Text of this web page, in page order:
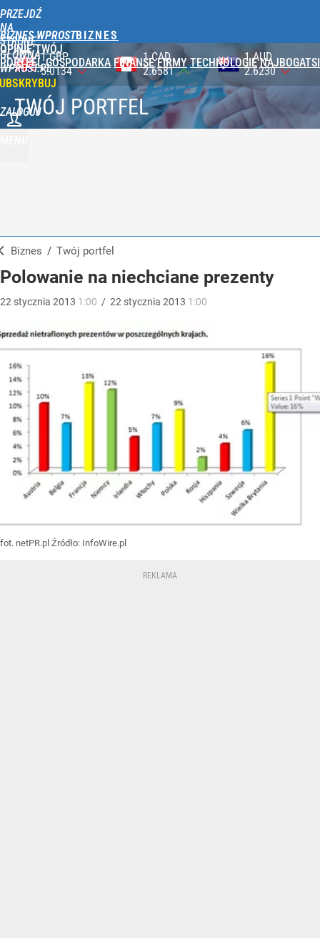
PRZEJDŹ
NA
STRONĘ
GŁÓWNĄ
WPROST.PL
BIZNES WPROST
OPINIE TWÓJ
PORTFEL GOSPODARKA FINANSE FIRMY TECHNOLOGIE NAJBOGATSI
ZALOGUJ
1 CAD
2.6581
1 AUD
2.6230
100 JPY
2.3590
TWÓJ PORTFEL
Biznes / Twój portfel
Polowanie na niechciane prezenty
22 stycznia 2013 1:00 / 22 stycznia 2013 1:00
fot. netPR.pl Źródło: InfoWire.pl